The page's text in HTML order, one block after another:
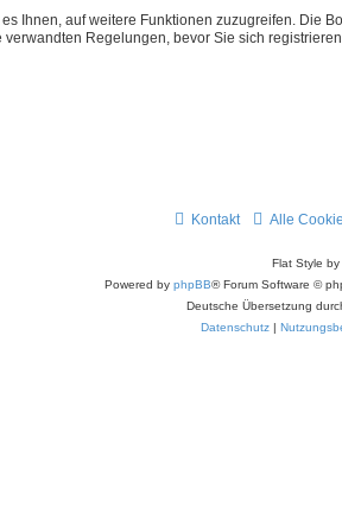
Ihnen, auf weitere Funktionen zuzugreifen. Die
Regelungen, bevor Sie sich
Alle
Kontakt
Flat Style by
Powered by phpBB® Forum Software ©
Deutsche Übersetzung
Datenschutz